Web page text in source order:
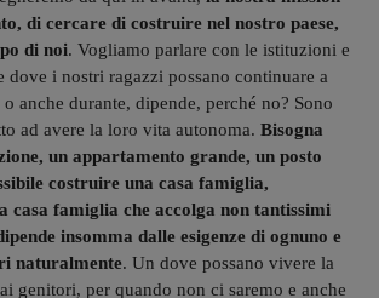
di cercare di costruire nel nostro paese,
di noi. Vogliamo parlare con le istituzioni e
dove i nostri ragazzi possano continuare a
anche durante, dipende, perché no? Sono
ad avere la loro vita autonoma. Bisogna
un appartamento grande, un posto
costruire una casa famiglia,
casa famiglia che accolga non tantissimi
insomma dalle esigenze di ognuno e
naturalmente. Un dove possano vivere la
genitori, per quando non ci saremo e anche